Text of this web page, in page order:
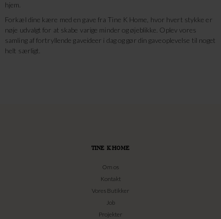
hjem.
Forkæl dine kære med en gave fra Tine K Home, hvor hvert stykke er
nøje udvalgt for at skabe varige minder og øjeblikke. Oplev vores
samling af fortryllende gaveideer i dag og gør din gaveoplevelse til noget
helt særligt.
TINE K HOME
Om os
Kontakt
Vores Butikker
Job
Projekter